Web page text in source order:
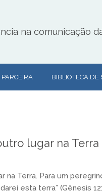
na comunicação
BIBLIOTECA DE
lugar na Terra
Terra. Para um
esta terra” (Gênesis